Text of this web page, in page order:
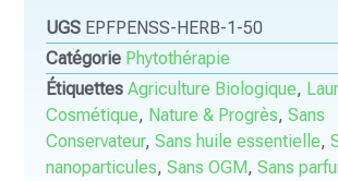
UGS EPFPENSS-HERB-1-50
Catégorie Phytothérapie
Étiquettes Agriculture Biologique,
Cosmétique, Nature & Progrès,Sans
Conservateur,Sans huile essentielle,
nanoparticules,Sans OGM,Sans